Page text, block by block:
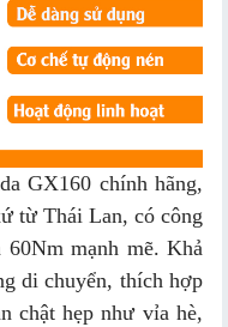
GX160 chính hãng,
từ Thái Lan, có công
mạnh mẽ. Khả
di chuyển, thích hợp
chật hẹp như vỉa hè,